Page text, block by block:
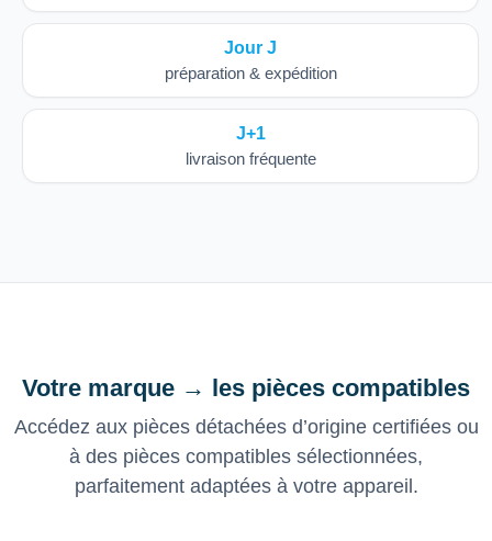
Jour J
préparation & expédition
J+1
livraison fréquente
Votre marque → les pièces compatibles
Accédez aux pièces détachées d’origine certifiées ou
à des pièces compatibles sélectionnées,
parfaitement adaptées à votre appareil.